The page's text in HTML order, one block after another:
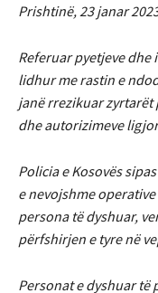
Prishtinë, 23 janar
Referuar pyetjeve
lidhur me rastin e
janë rrezikuar
dhe autorizimeve
Policia e Kosovës
e nevojshme
persona të dyshuar,
përfshirjen e tyre në
Personat e dyshuar të